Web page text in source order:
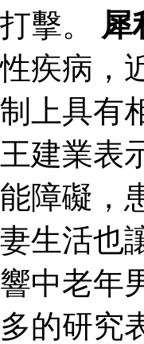
打擊。 犀
性疾病，
制上具有
王建業表
能障礙，
妻生活也
響中老年
多的研究